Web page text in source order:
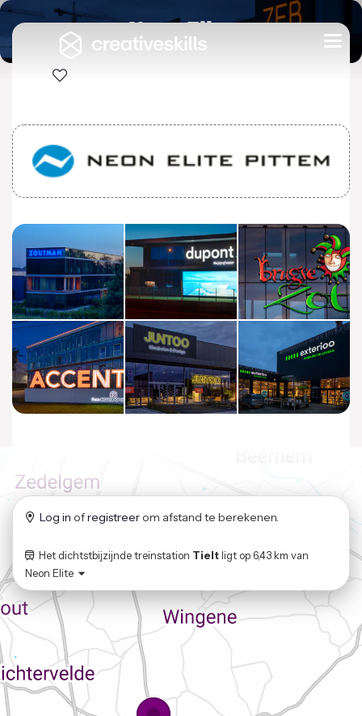
Neon Elite
Log in ofregistreerom afstand te berekenen.
Het dichtstbijzijnde treinstation Tieltligt op 6,43 km van
Neon Elite